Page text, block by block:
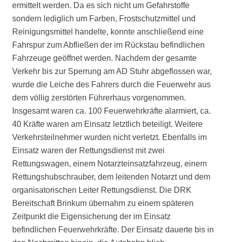
ermittelt werden. Da es sich nicht um Gefahrstoffe
sondern lediglich um Farben, Frostschutzmittel und
Reinigungsmittel handelte, konnte anschließend eine
Fahrspur zum Abfließen der im Rückstau befindlichen
Fahrzeuge geöffnet werden. Nachdem der gesamte
Verkehr bis zur Sperrung am AD Stuhr abgeflossen war,
wurde die Leiche des Fahrers durch die Feuerwehr aus
dem völlig zerstörten Führerhaus vorgenommen.
Insgesamt waren ca. 100 Feuerwehrkräfte alarmiert, ca.
40 Kräfte waren am Einsatz letztlich beteiligt. Weitere
Verkehrsteilnehmer wurden nicht verletzt. Ebenfalls im
Einsatz waren der Rettungsdienst mit zwei
Rettungswagen, einem Notarzteinsatzfahrzeug, einem
Rettungshubschrauber, dem leitenden Notarzt und dem
organisatorischen Leiter Rettungsdienst. Die DRK
Bereitschaft Brinkum übernahm zu einem späteren
Zeitpunkt die Eigensicherung der im Einsatz
befindlichen Feuerwehrkräfte. Der Einsatz dauerte bis in